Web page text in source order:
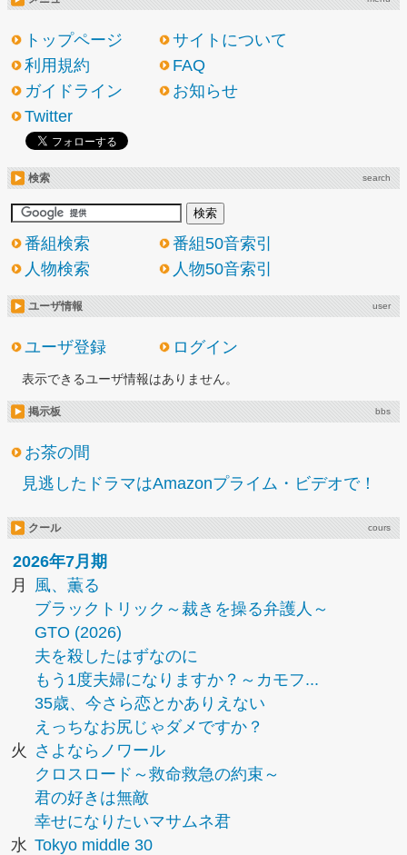
トップページ
サイトについて
利用規約
FAQ
ガイドライン
お知らせ
Twitter
検索 search
番組検索
番組50音索引
人物検索
人物50音索引
ユーザ情報 user
ユーザ登録 ログイン
表示できるユーザ情報はありません。
掲示板 bbs
お茶の間
見逃したドラマはAmazonプライム・ビデオで！
クール cours
2026年7月期
月
風、薫る
ブラックトリック～裁きを操る弁護人～
GTO (2026)
夫を殺したはずなのに
もう1度夫婦になりますか？～カモフ...
35歳、今さら恋とかありえない
えっちなお尻じゃダメですか？
火
さよならノワール
クロスロード～救命救急の約束～
君の好きは無敵
幸せになりたいマサムネ君
水 Tokyo middle 30